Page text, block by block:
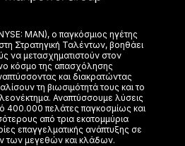
MAN), ο παγκόσμιος ηγέτης
Στρατηγική Ταλέντων, βοηθάει
να μετασχηματιστούν στον
κόσμο της απασχόλησης
και διακρατώντας
τη βιωσιμότητά τους και το
Αναπτύσσουμε λύσεις
400.000 πελάτες παγκοσμίως και
από τρια εκατομμύρια
επαγγελματικής ανάπτυξης σε
των μεγεθών και κλάδων.